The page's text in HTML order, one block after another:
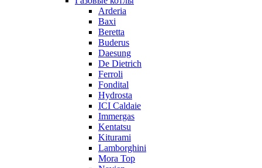
Arderia
Baxi
Beretta
Buderus
Daesung
De Dietrich
Ferroli
Fondital
Hydrosta
ICI Caldaie
Immergas
Kentatsu
Kiturami
Lamborghini
Mora Top